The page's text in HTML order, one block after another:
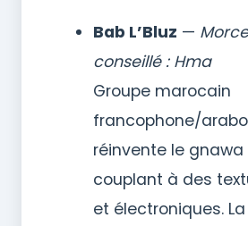
Bab L’Bluz —
conseillé : Hma
Groupe marocain
francophone/
réinvente le gnawa
couplant à des
et électroniques.